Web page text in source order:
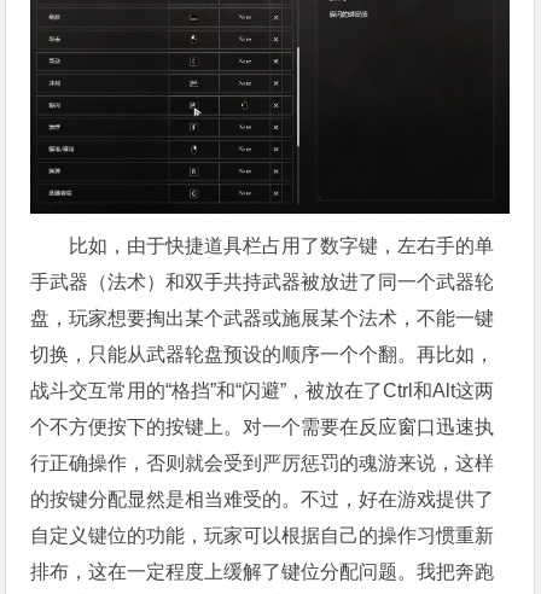
比如，由于快捷道具栏占用了数字键，左右手的单
手武器（法术）和双手共持武器被放进了同一个武器轮
盘，玩家想要掏出某个武器或施展某个法术，不能一键
切换，只能从武器轮盘预设的顺序一个个翻。再比如，
战斗交互常用的“格挡”和“闪避”，被放在了Ctrl和Alt这两
个不方便按下的按键上。对一个需要在反应窗口迅速执
行正确操作，否则就会受到严厉惩罚的魂游来说，这样
的按键分配显然是相当难受的。不过，好在游戏提供了
自定义键位的功能，玩家可以根据自己的操作习惯重新
排布，这在一定程度上缓解了键位分配问题。我把奔跑